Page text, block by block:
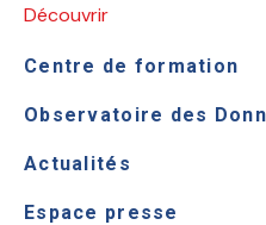
Découvrir
Centre de formation
Observatoire des
Actualités
Espace presse